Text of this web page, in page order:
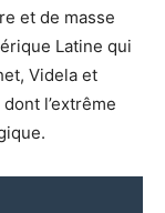
et de masse
Latine qui
Videla et
l’extrême